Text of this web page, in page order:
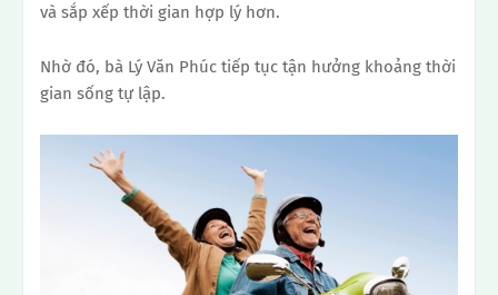
và sắp xếp thời gian hợp lý hơn.
Nhờ đó, bà Lý Văn Phúc tiếp tục tận hưởng khoảng thời
gian sống tự lập.